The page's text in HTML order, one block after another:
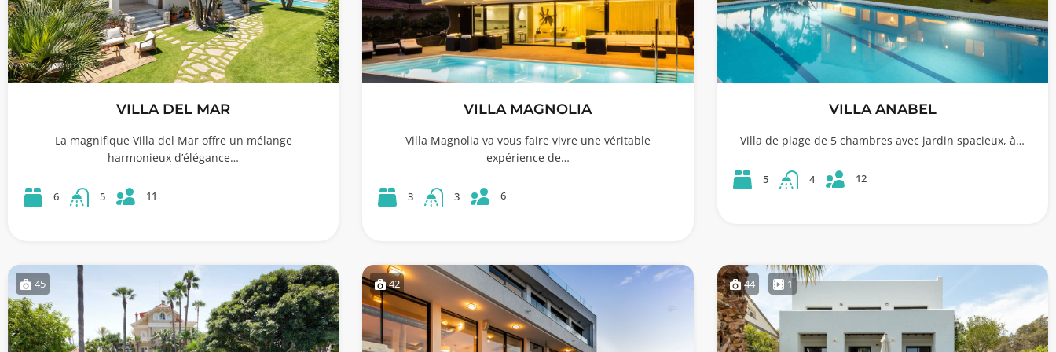
VILLA DEL MAR
La magnifique Villa del Mar offre un mélange
harmonieux d’élégance…
6 5 11
VILLA MAGNOLIA
Villa Magnolia va vous faire vivre une véritable
expérience de…
3 3 6
VILLA ANABEL
Villa de plage de 5 chambres avec jardin spacieux, à…
5 4 12
45 42 44 1